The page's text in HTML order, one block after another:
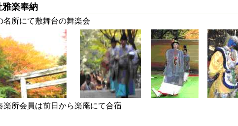
楽奉納
名所にて敷舞台の舞楽会
楽所会員は前日から楽庵にて合宿